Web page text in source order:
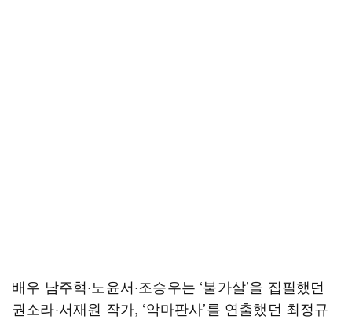
배우 남주혁·노윤서·조승우는 ‘불가살’을 집필했던
권소라·서재원 작가, ‘악마판사’를 연출했던 최정규